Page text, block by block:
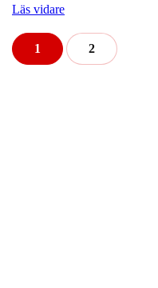
Läs vidare
1 2